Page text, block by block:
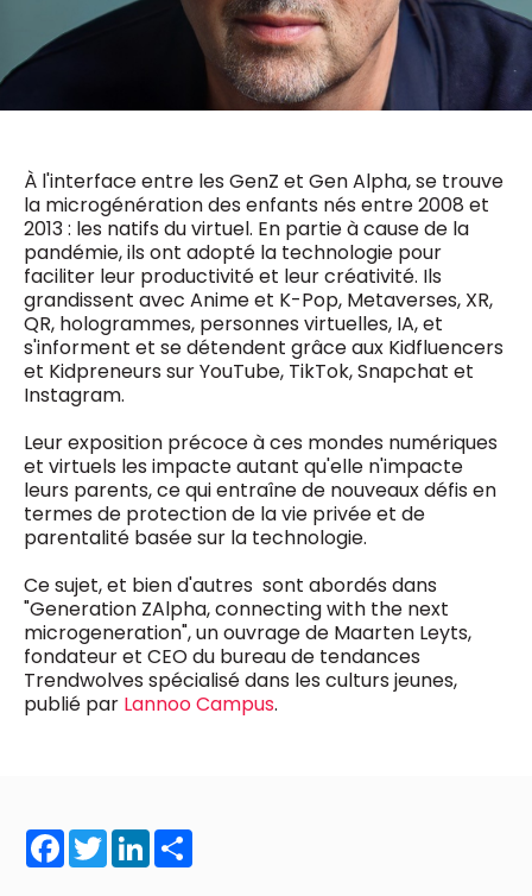
À l'interface entre les GenZ et Gen Alpha, se trouve
la microgénération des enfants nés entre 2008 et
2013 : les natifs du virtuel. En partie à cause de la
pandémie, ils ont adopté la technologie pour
faciliter leur productivité et leur créativité. Ils
grandissent avec Anime et K-Pop, Metaverses, XR,
QR, hologrammes, personnes virtuelles, IA, et
s'informent et se détendent grâce aux Kidfluencers
et Kidpreneurs sur YouTube, TikTok, Snapchat et
Instagram.
Leur exposition précoce à ces mondes numériques
et virtuels les impacte autant qu'elle n'impacte
leurs parents, ce qui entraîne de nouveaux défis en
termes de protection de la vie privée et de
parentalité basée sur la technologie.
Ce sujet, et bien d'autres sont abordés dans
"Generation ZAlpha, connecting with the next
microgeneration", un ouvrage de Maarten Leyts,
fondateur et CEO du bureau de tendances
Trendwolves spécialisé dans les culturs jeunes,
publié par Lannoo Campus.
Facebook
TwitterLinkedIn
0498 88 64 89
f.bouchar@mm.be
Chief Editor
Damien Lemaire
0477 37 31 65
d.lemaire@mm.be
NOTRE CONTENU DIGITAL :
access
5 x week
MM e - News
1 x week
MM Brunch
1 x week
MM Tech
10 x year
MM Best of
Research
10 x year
MM Blue
4 x year
MM Magazine
(digital)
Des questions ?